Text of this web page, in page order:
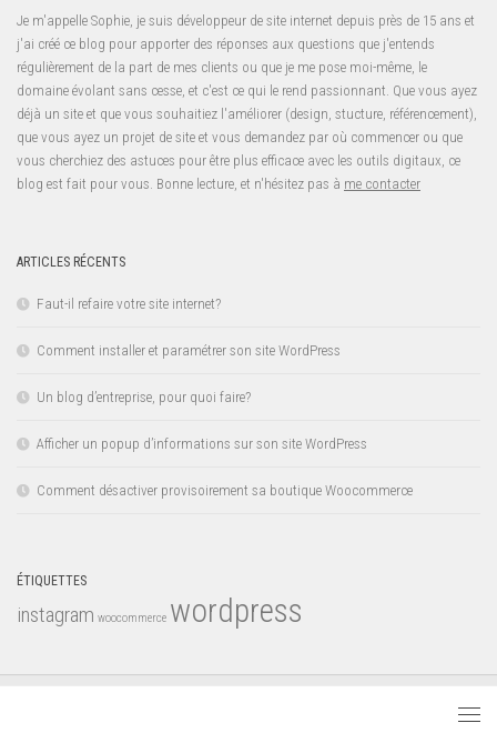
Je m'appelle Sophie, je suis développeur de site internet depuis près de 15 ans et
j'ai créé ce blog pour apporter des réponses aux questions que j'entends
régulièrement de la part de mes clients ou que je me pose moi-même, le
domaine évolant sans cesse, et c'est ce qui le rend passionnant. Que vous ayez
déjà un site et que vous souhaitiez l'améliorer (design, stucture, référencement),
que vous ayez un projet de site et vous demandez par où commencer ou que
vous cherchiez des astuces pour être plus efficace avec les outils digitaux, ce
blog est fait pour vous. Bonne lecture, et n'hésitez pas à me contacter
ARTICLES RÉCENTS
Faut-il refaire votre site internet?
Comment installer et paramétrer son site WordPress
Un blog d’entreprise, pour quoi faire?
Afficher un popup d’informations sur son site WordPress
Comment désactiver provisoirement sa boutique Woocommerce
ÉTIQUETTES
instagram woocommerce wordpress